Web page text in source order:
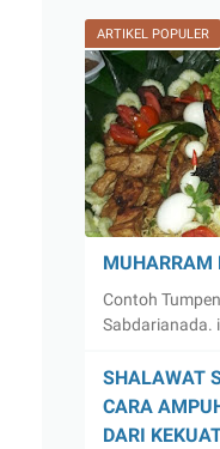
ARTIKEL POPULER
MUHARRAM
Contoh
Sabdarianada.
SHALAWAT
CARA
DARI